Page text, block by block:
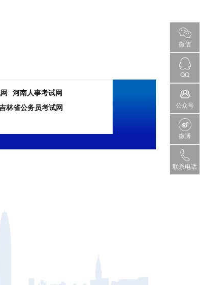
河南人事考试网
林省公务员考试网
微信
QQ
公众号
微博
联系电话